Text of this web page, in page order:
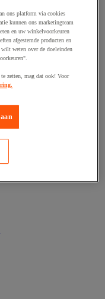
ons platform via cookies
kunnen ons marketingteam
en uw winkelvoorkeuren
afgestemde producten en
wilt weten over de doeleinden
zetten, mag dat ook! Voor